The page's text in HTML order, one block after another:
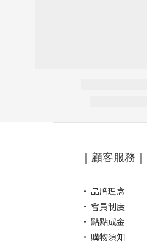
｜顧客服務｜
· 品牌理念
· 會員制度
· 點點成金
· 購物須知